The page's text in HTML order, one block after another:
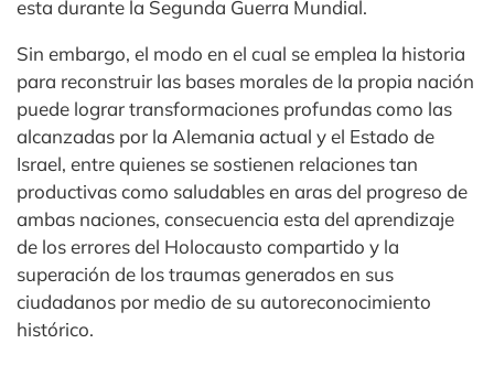
esta durante la Segunda Guerra Mundial.
Sin embargo, el modo en el cual se emplea la historia
para reconstruir las bases morales de la propia nación
puede lograr transformaciones profundas como las
alcanzadas por la Alemania actual y el Estado de
Israel, entre quienes se sostienen relaciones tan
productivas como saludables en aras del progreso de
ambas naciones, consecuencia esta del aprendizaje
de los errores del Holocausto compartido y la
superación de los traumas generados en sus
ciudadanos por medio de su autoreconocimiento
histórico.